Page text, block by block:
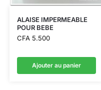
ALAISE IMPERMEABLE
POUR BEBE
CFA5.500
Ajouter au panier